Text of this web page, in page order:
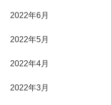
2022年6月
2022年5月
2022年4月
2022年3月